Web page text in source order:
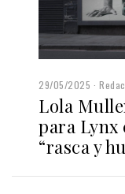
29/05/2025
Lola
para
“rasca y